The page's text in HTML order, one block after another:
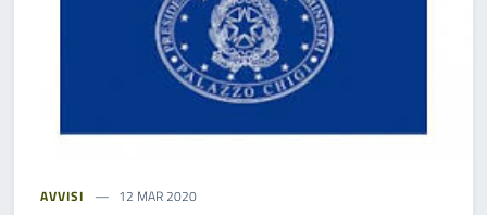
AVVISI 12 MAR 2020